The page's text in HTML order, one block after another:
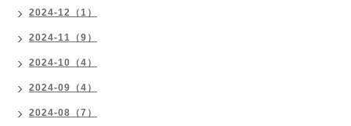
2024-12（1）
2024-11（9）
2024-10（4）
2024-09（4）
2024-08（7）